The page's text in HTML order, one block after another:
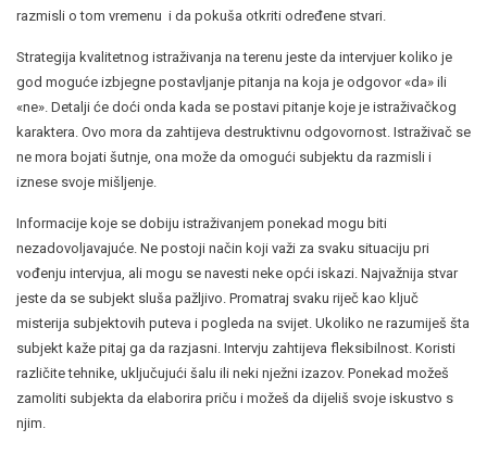
razmisli o tom vremenu i da pokuša otkriti određene stvari.
Strategija kvalitetnog istraživanja na terenu jeste da intervjuer koliko je
god moguće izbjegne postavljanje pitanja na koja je odgovor «da» ili
«ne». Detalji će doći onda kada se postavi pitanje koje je istraživačkog
karaktera. Ovo mora da zahtijeva destruktivnu odgovornost. Istraživač se
ne mora bojati šutnje, ona može da omogući subjektu da razmisli i
iznese svoje mišljenje.
Informacije koje se dobiju istraživanjem ponekad mogu biti
nezadovoljavajuće. Ne postoji način koji važi za svaku situaciju pri
vođenju intervjua, ali mogu se navesti neke opći iskazi. Najvažnija stvar
jeste da se subjekt sluša pažljivo. Promatraj svaku riječ kao ključ
misterija subjektovih puteva i pogleda na svijet. Ukoliko ne razumiješ šta
subjekt kaže pitaj ga da razjasni. Intervju zahtijeva fleksibilnost. Koristi
različite tehnike, uključujući šalu ili neki nježni izazov. Ponekad možeš
zamoliti subjekta da elaborira priču i možeš da dijeliš svoje iskustvo s
njim.